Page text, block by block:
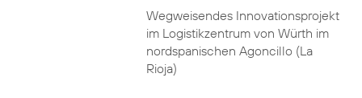
Wegweisendes Innovationsprojekt
im Logistikzentrum von Würth im
nordspanischen Agoncillo (La
Rioja)